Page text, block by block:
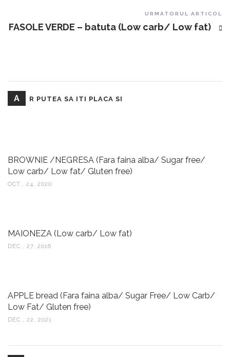
URMATORUL ARTICOL
FASOLE VERDE – batuta (Low carb/ Low fat)
A R PUTEA SA ITI PLACA SI
BROWNIE /NEGRESA (Fara faina alba/ Sugar free/
Low carb/ Low fat/ Gluten free)
OCT., 24, 2020
MAIONEZA (Low carb/ Low fat)
DEC., 27, 2016
APPLE bread (Fara faina alba/ Sugar Free/ Low Carb/
Low Fat/ Gluten free)
DEC., 22, 2021